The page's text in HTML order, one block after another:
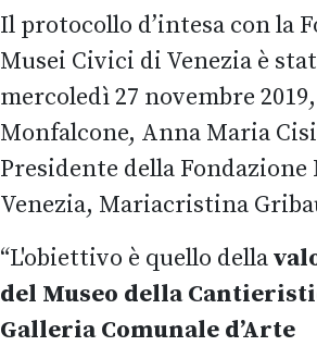
Il protocollo d’intesa con la
Musei Civici di Venezia è
mercoledì 27 novembre
Monfalcone, Anna Maria
Presidente della
Venezia, Mariacristina
“L'obiettivo è quello della
del Museo della
Galleria Comunale d’Arte